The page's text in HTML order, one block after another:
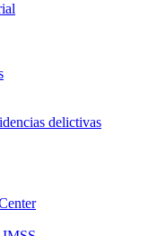
delictivas